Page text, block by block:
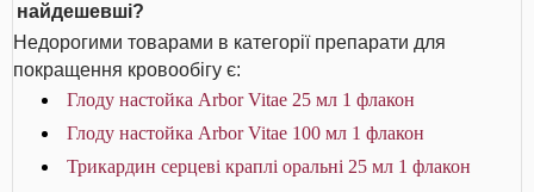
найдешевші?
Недорогими товарами в категорії препарати для
покращення кровообігу є:
Глоду настойка Arbor Vitae 25 мл 1 флакон
Глоду настойка Arbor Vitae 100 мл 1 флакон
Трикардин серцеві краплі оральні 25 мл 1 флакон